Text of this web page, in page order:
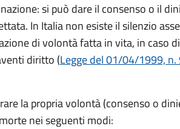
si può dare il consenso o il
In Italia non esiste il silenzio
di volontà fatta in vita, in caso
diritto (Legge del 01/04/1999, n.
la propria volontà (consenso o
nei seguenti modi: